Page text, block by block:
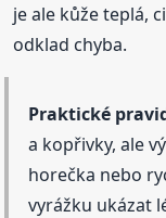
je ale kůže teplá,
odklad chyba.
Praktické
a kopřivky, ale
horečka nebo
vyrážku ukázat